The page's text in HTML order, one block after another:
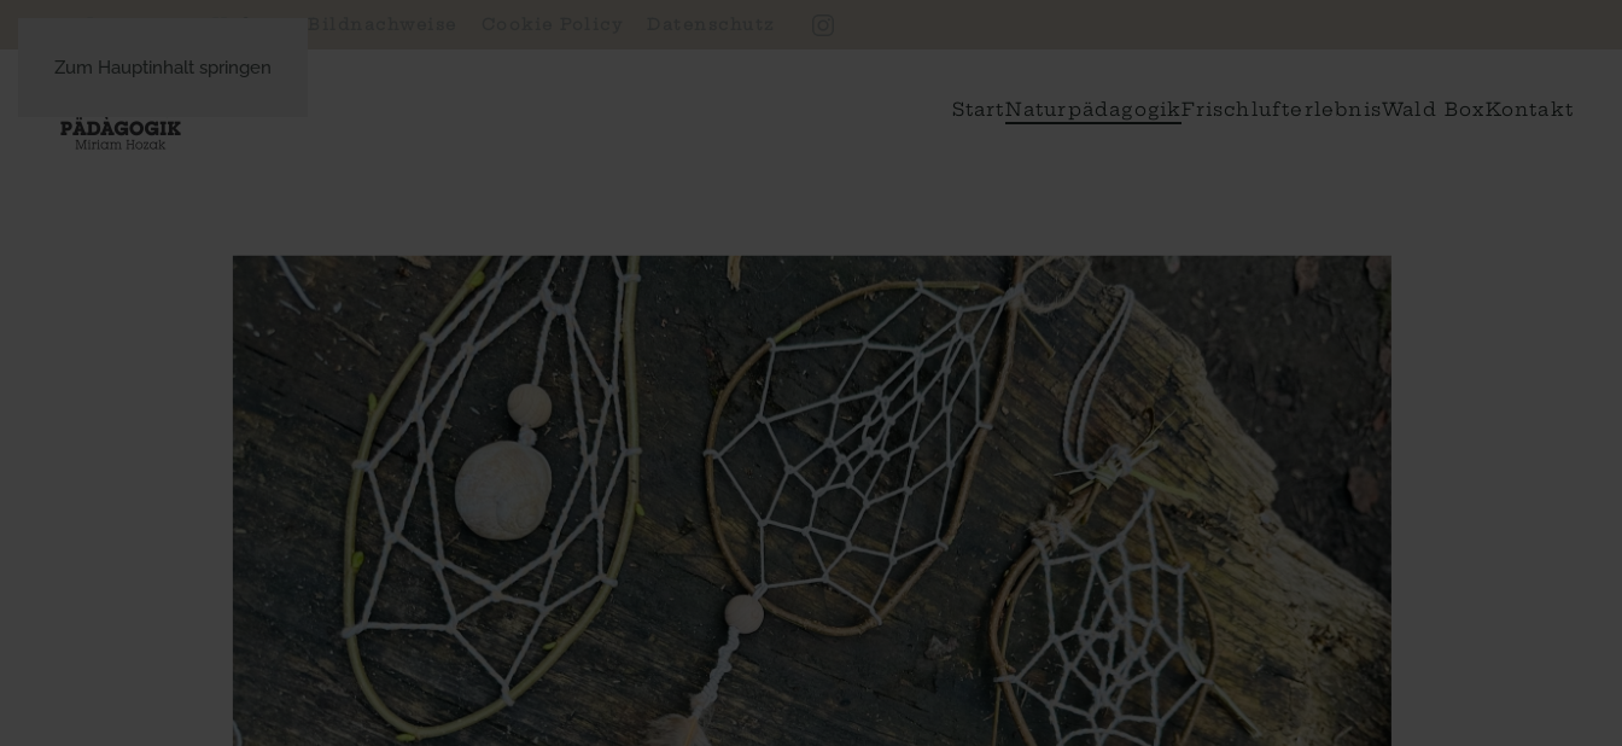
Zum Hauptinhalt springen
StartNaturpädagogikFrischlufterlebnisWald BoxKontakt